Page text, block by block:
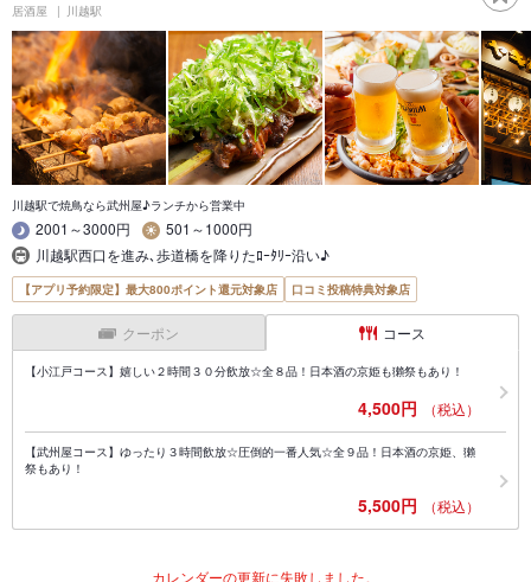
居酒屋 川越駅
川越駅で焼鳥なら武州屋♪ランチから営業中
2001～3000円
501～1000円
川越駅西口を進み､歩道橋を降りたﾛｰﾀﾘｰ沿い♪
【アプリ予約限定】最大800ポイント還元対象店 口コミ投稿特典対象店
クーポン コース
【小江戸コース】嬉しい２時間３０分飲放☆全８品！日本酒の京姫も獺祭もあり！
4,500円 （税込）
【武州屋コース】ゆったり３時間飲放☆圧倒的一番人気☆全９品！日本酒の京姫、獺
祭もあり！
5,500円 （税込）
カレンダーの更新に失敗しました。